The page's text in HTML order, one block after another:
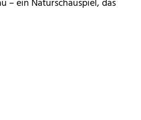
– ein Naturschauspiel, das